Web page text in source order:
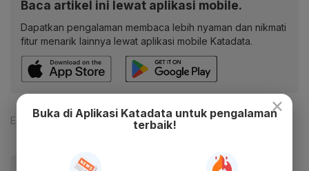
Baca artikel ini lewat aplikasi mobile.
Dapatkan pengalaman membaca lebih nyaman dan nikmati
fitur menarik lainnya lewat aplikasi mobile Katadata.
Editor: Yuliawati
×
Buka di Aplikasi Katadata untuk pengalaman
terbaik!